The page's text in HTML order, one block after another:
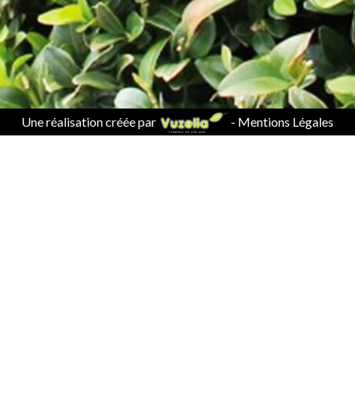
Une réalisation créée par - Mentions Légales